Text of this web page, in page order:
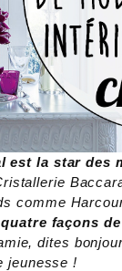
la star des
comme
façons
dites
jeunesse !